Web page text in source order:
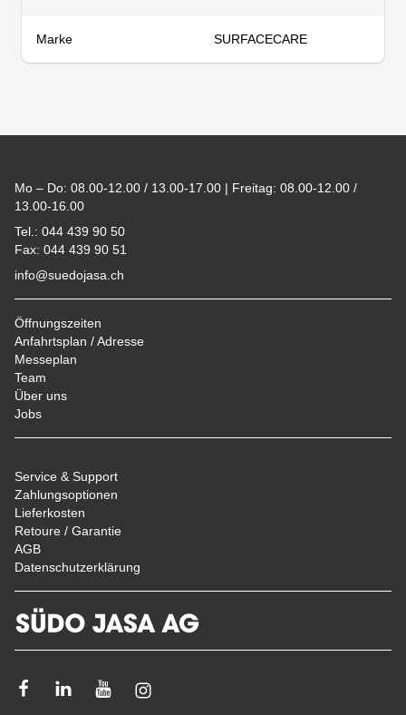
Marke SURFACECARE
Mo – Do: 08.00-12.00 / 13.00-17.00 | Freitag: 08.00-12.00 /
13.00-16.00
Tel.: 044 439 90 50
Fax: 044 439 90 51
info@suedojasa.ch
Öffnungszeiten
Anfahrtsplan / Adresse
Messeplan
Team
Über uns
Jobs
Service & Support
Zahlungsoptionen
Lieferkosten
Retoure / Garantie
AGB
Datenschutzerklärung
FacebookLinkedinYoutubeInstagram